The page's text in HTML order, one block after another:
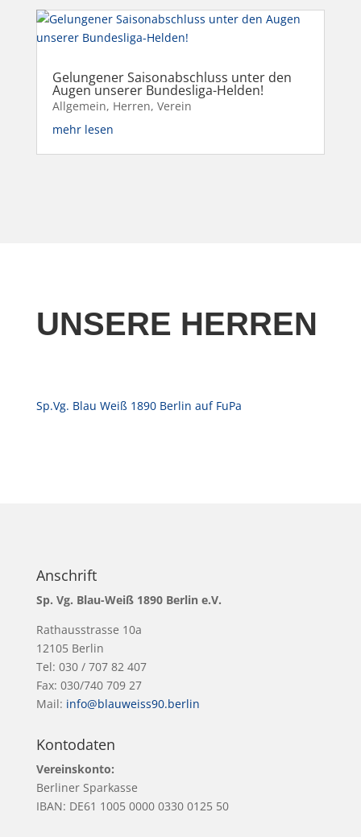
Gelungener Saisonabschluss unter den
Augen unserer Bundesliga-Helden!
Allgemein, Herren, Verein
mehr lesen
UNSERE HERREN
Sp.Vg. Blau Weiß 1890 Berlin auf FuPa
Anschrift
Sp. Vg. Blau-Weiß 1890 Berlin e.V.
Rathausstrasse 10a
12105 Berlin
Tel: 030 / 707 82 407
Fax: 030/740 709 27
Mail: info@blauweiss90.berlin
Kontodaten
Vereinskonto:
Berliner Sparkasse
IBAN: DE61 1005 0000 0330 0125 50